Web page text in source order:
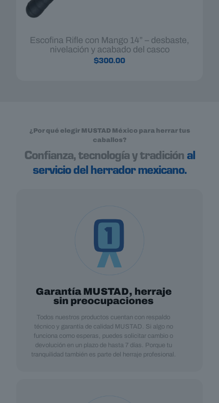
Escofina Rifle con Mango 14” – desbaste,
nivelación y acabado del casco
$300.00
¿Por qué elegir MUSTAD México para herrar tus
caballos?
Confianza, tecnología y tradición al
servicio del herrador mexicano.
Garantía MUSTAD, herraje
sin preocupaciones
Todos nuestros productos cuentan con respaldo
técnico y garantía de calidad MUSTAD. Si algo no
funciona como esperas, puedes solicitar cambio o
devolución en un plazo de hasta 7 días. Porque tu
tranquilidad también es parte del herraje profesional.